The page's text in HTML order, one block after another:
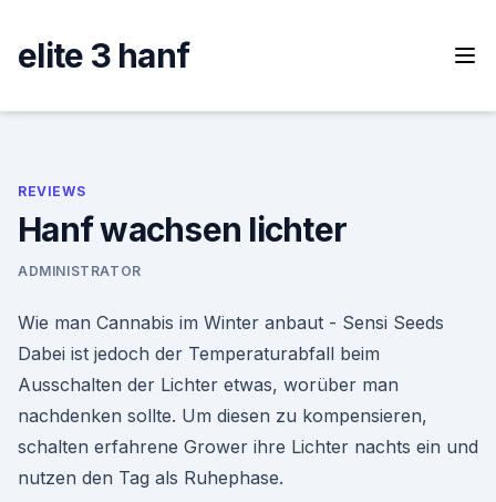
content
elite 3 hanf
REVIEWS
Hanf wachsen lichter
ADMINISTRATOR
Wie man Cannabis im Winter anbaut - Sensi Seeds
Dabei ist jedoch der Temperaturabfall beim
Ausschalten der Lichter etwas, worüber man
nachdenken sollte. Um diesen zu kompensieren,
schalten erfahrene Grower ihre Lichter nachts ein und
nutzen den Tag als Ruhephase.